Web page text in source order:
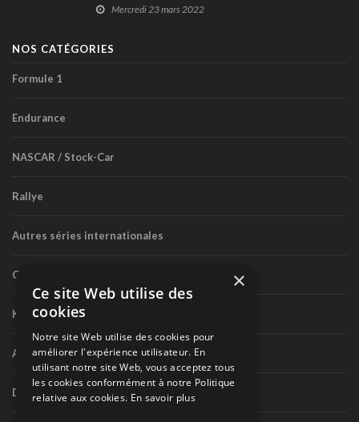
Mercredi 23 mars 2022
NOS CATÉGORIES
Formule 1
Endurance
NASCAR / Stock-Car
Rallye
Autres séries internationales
Circuit routier canadien
Karting
Autres séries nationales
Divers
×
Ce site Web utilise des
cookies
Notre site Web utilise des cookies pour
améliorer l'expérience utilisateur. En
utilisant notre site Web, vous acceptez tous
les cookies conformément à notre Politique
relative aux cookies. En savoir plus